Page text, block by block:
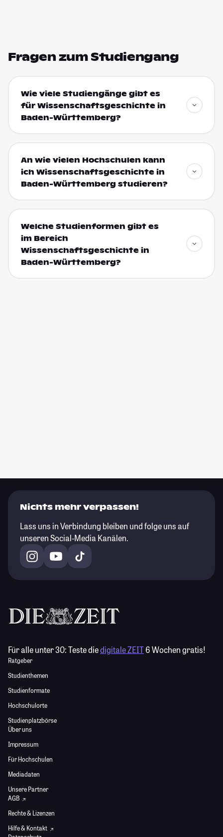
Fragen zum Studiengang
Wie viele Studiengänge gibt es
für Wissenschaftsgeschichte in
Baden-Württemberg?
An wie vielen Hochschulen kann
ich Wissenschaftsgeschichte in
Baden-Württemberg studieren?
Welche Studienformen gibt es
im Bereich
Wissenschaftsgeschichte in
Baden-Württemberg?
Nichts mehr verpassen!
Lass uns in Verbindung bleiben und folge uns auf
unseren Social-Media Kanälen.
Für alle unter 30:Teste diedigitale ZEIT6 Wochen gratis!
Ratgeber
Studienthemen
Studienformate
Hochschulorte
Studienplatzbörse
Über uns
Impressum
Für Hochschulen
Mediadaten
Unsere Partner
AGB
Rechte & Lizenzen
Hilfe & Kontakt